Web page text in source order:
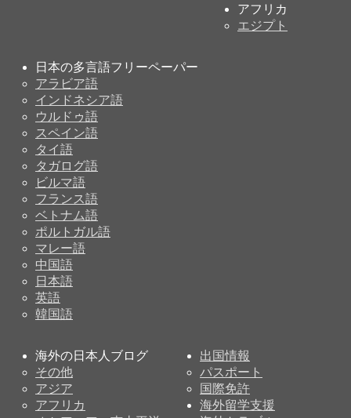
アフリカ
エジプト
日本の多言語フリーペーパー
アラビア語
インドネシア語
ウルドゥ語
スペイン語
タイ語
タガログ語
ビルマ語
フランス語
ベトナム語
ポルトガル語
マレー語
中国語
日本語
英語
韓国語
海外の日本人ブログ
その他
アジア
アフリカ
出国情報
パスポート
国際免許
海外留学支援